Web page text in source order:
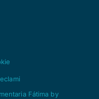
Fátima by